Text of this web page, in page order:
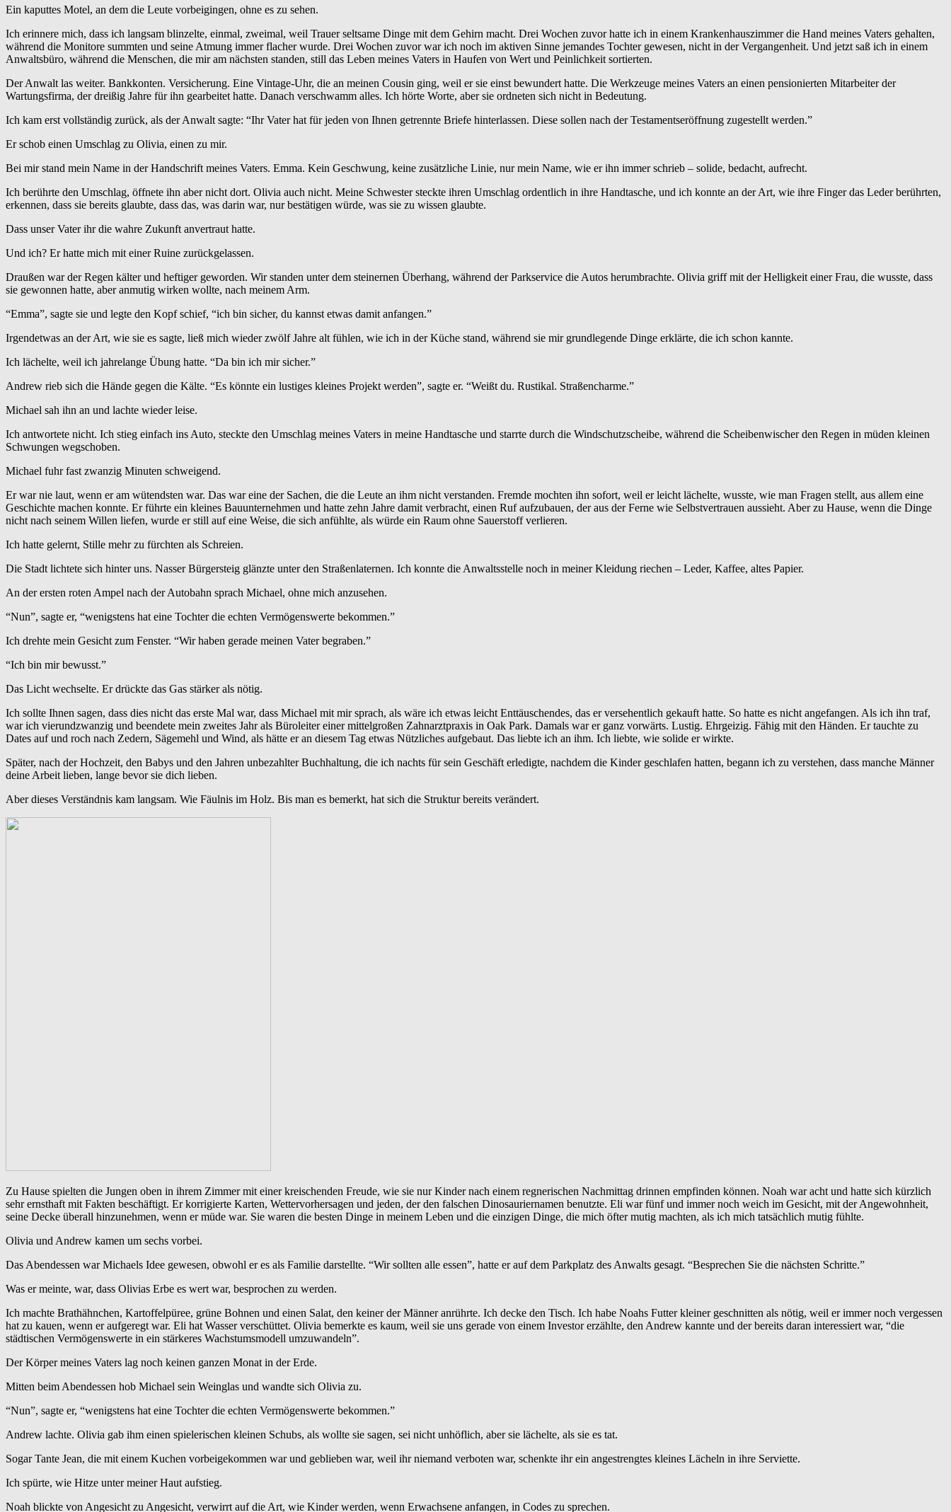
Ein kaputtes Motel, an dem die Leute vorbeigingen, ohne es zu sehen.
Ich erinnere mich, dass ich langsam blinzelte, einmal, zweimal, weil Trauer seltsame Dinge mit dem Gehirn macht. Drei Wochen zuvor hatte ich in einem Krankenhauszimmer die Hand meines Vaters gehalten,
während die Monitore summten und seine Atmung immer flacher wurde. Drei Wochen zuvor war ich noch im aktiven Sinne jemandes Tochter gewesen, nicht in der Vergangenheit. Und jetzt saß ich in einem
Anwaltsbüro, während die Menschen, die mir am nächsten standen, still das Leben meines Vaters in Haufen von Wert und Peinlichkeit sortierten.
Der Anwalt las weiter. Bankkonten. Versicherung. Eine Vintage-Uhr, die an meinen Cousin ging, weil er sie einst bewundert hatte. Die Werkzeuge meines Vaters an einen pensionierten Mitarbeiter der
Wartungsfirma, der dreißig Jahre für ihn gearbeitet hatte. Danach verschwamm alles. Ich hörte Worte, aber sie ordneten sich nicht in Bedeutung.
Ich kam erst vollständig zurück, als der Anwalt sagte: “Ihr Vater hat für jeden von Ihnen getrennte Briefe hinterlassen. Diese sollen nach der Testamentseröffnung zugestellt werden.”
Er schob einen Umschlag zu Olivia, einen zu mir.
Bei mir stand mein Name in der Handschrift meines Vaters. Emma. Kein Geschwung, keine zusätzliche Linie, nur mein Name, wie er ihn immer schrieb – solide, bedacht, aufrecht.
Ich berührte den Umschlag, öffnete ihn aber nicht dort. Olivia auch nicht. Meine Schwester steckte ihren Umschlag ordentlich in ihre Handtasche, und ich konnte an der Art, wie ihre Finger das Leder berührten,
erkennen, dass sie bereits glaubte, dass das, was darin war, nur bestätigen würde, was sie zu wissen glaubte.
Dass unser Vater ihr die wahre Zukunft anvertraut hatte.
Und ich? Er hatte mich mit einer Ruine zurückgelassen.
Draußen war der Regen kälter und heftiger geworden. Wir standen unter dem steinernen Überhang, während der Parkservice die Autos herumbrachte. Olivia griff mit der Helligkeit einer Frau, die wusste, dass
sie gewonnen hatte, aber anmutig wirken wollte, nach meinem Arm.
“Emma”, sagte sie und legte den Kopf schief, “ich bin sicher, du kannst etwas damit anfangen.”
Irgendetwas an der Art, wie sie es sagte, ließ mich wieder zwölf Jahre alt fühlen, wie ich in der Küche stand, während sie mir grundlegende Dinge erklärte, die ich schon kannte.
Ich lächelte, weil ich jahrelange Übung hatte. “Da bin ich mir sicher.”
Andrew rieb sich die Hände gegen die Kälte. “Es könnte ein lustiges kleines Projekt werden”, sagte er. “Weißt du. Rustikal. Straßencharme.”
Michael sah ihn an und lachte wieder leise.
Ich antwortete nicht. Ich stieg einfach ins Auto, steckte den Umschlag meines Vaters in meine Handtasche und starrte durch die Windschutzscheibe, während die Scheibenwischer den Regen in müden kleinen
Schwungen wegschoben.
Michael fuhr fast zwanzig Minuten schweigend.
Er war nie laut, wenn er am wütendsten war. Das war eine der Sachen, die die Leute an ihm nicht verstanden. Fremde mochten ihn sofort, weil er leicht lächelte, wusste, wie man Fragen stellt, aus allem eine
Geschichte machen konnte. Er führte ein kleines Bauunternehmen und hatte zehn Jahre damit verbracht, einen Ruf aufzubauen, der aus der Ferne wie Selbstvertrauen aussieht. Aber zu Hause, wenn die Dinge
nicht nach seinem Willen liefen, wurde er still auf eine Weise, die sich anfühlte, als würde ein Raum ohne Sauerstoff verlieren.
Ich hatte gelernt, Stille mehr zu fürchten als Schreien.
Die Stadt lichtete sich hinter uns. Nasser Bürgersteig glänzte unter den Straßenlaternen. Ich konnte die Anwaltsstelle noch in meiner Kleidung riechen – Leder, Kaffee, altes Papier.
An der ersten roten Ampel nach der Autobahn sprach Michael, ohne mich anzusehen.
“Nun”, sagte er, “wenigstens hat eine Tochter die echten Vermögenswerte bekommen.”
Ich drehte mein Gesicht zum Fenster. “Wir haben gerade meinen Vater begraben.”
“Ich bin mir bewusst.”
Das Licht wechselte. Er drückte das Gas stärker als nötig.
Ich sollte Ihnen sagen, dass dies nicht das erste Mal war, dass Michael mit mir sprach, als wäre ich etwas leicht Enttäuschendes, das er versehentlich gekauft hatte. So hatte es nicht angefangen. Als ich ihn traf,
war ich vierundzwanzig und beendete mein zweites Jahr als Büroleiter einer mittelgroßen Zahnarztpraxis in Oak Park. Damals war er ganz vorwärts. Lustig. Ehrgeizig. Fähig mit den Händen. Er tauchte zu
Dates auf und roch nach Zedern, Sägemehl und Wind, als hätte er an diesem Tag etwas Nützliches aufgebaut. Das liebte ich an ihm. Ich liebte, wie solide er wirkte.
Später, nach der Hochzeit, den Babys und den Jahren unbezahlter Buchhaltung, die ich nachts für sein Geschäft erledigte, nachdem die Kinder geschlafen hatten, begann ich zu verstehen, dass manche Männer
deine Arbeit lieben, lange bevor sie dich lieben.
Aber dieses Verständnis kam langsam. Wie Fäulnis im Holz. Bis man es bemerkt, hat sich die Struktur bereits verändert.
Zu Hause spielten die Jungen oben in ihrem Zimmer mit einer kreischenden Freude, wie sie nur Kinder nach einem regnerischen Nachmittag drinnen empfinden können. Noah war acht und hatte sich kürzlich
sehr ernsthaft mit Fakten beschäftigt. Er korrigierte Karten, Wettervorhersagen und jeden, der den falschen Dinosauriernamen benutzte. Eli war fünf und immer noch weich im Gesicht, mit der Angewohnheit,
seine Decke überall hinzunehmen, wenn er müde war. Sie waren die besten Dinge in meinem Leben und die einzigen Dinge, die mich öfter mutig machten, als ich mich tatsächlich mutig fühlte.
Olivia und Andrew kamen um sechs vorbei.
Das Abendessen war Michaels Idee gewesen, obwohl er es als Familie darstellte. “Wir sollten alle essen”, hatte er auf dem Parkplatz des Anwalts gesagt. “Besprechen Sie die nächsten Schritte.”
Was er meinte, war, dass Olivias Erbe es wert war, besprochen zu werden.
Ich machte Brathähnchen, Kartoffelpüree, grüne Bohnen und einen Salat, den keiner der Männer anrührte. Ich decke den Tisch. Ich habe Noahs Futter kleiner geschnitten als nötig, weil er immer noch vergessen
hat zu kauen, wenn er aufgeregt war. Eli hat Wasser verschüttet. Olivia bemerkte es kaum, weil sie uns gerade von einem Investor erzählte, den Andrew kannte und der bereits daran interessiert war, “die
städtischen Vermögenswerte in ein stärkeres Wachstumsmodell umzuwandeln”.
Der Körper meines Vaters lag noch keinen ganzen Monat in der Erde.
Mitten beim Abendessen hob Michael sein Weinglas und wandte sich Olivia zu.
“Nun”, sagte er, “wenigstens hat eine Tochter die echten Vermögenswerte bekommen.”
Andrew lachte. Olivia gab ihm einen spielerischen kleinen Schubs, als wollte sie sagen, sei nicht unhöflich, aber sie lächelte, als sie es tat.
Sogar Tante Jean, die mit einem Kuchen vorbeigekommen war und geblieben war, weil ihr niemand verboten war, schenkte ihr ein angestrengtes kleines Lächeln in ihre Serviette.
Ich spürte, wie Hitze unter meiner Haut aufstieg.
Noah blickte von Angesicht zu Angesicht, verwirrt auf die Art, wie Kinder werden, wenn Erwachsene anfangen, in Codes zu sprechen.